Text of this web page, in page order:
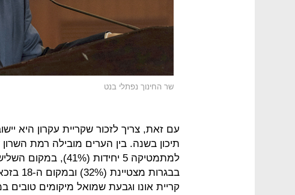
שר החינוך נפתלי בנט
עם זאת, צריך לזכור שקריית עקרון היא
תיכון בשנה. בין הערים מובילה רמת
קריית אונו וגבעת שמואל מיקומים טובים